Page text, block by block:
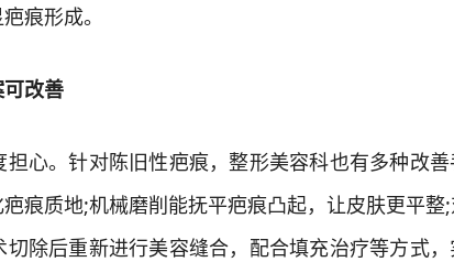
痕形成。
改善
。针对陈旧性疤痕，整形美容科也有多种改善
痕质地;机械磨削能抚平疤痕凸起，让皮肤更平整
除后重新进行美容缝合，配合填充治疗等方式